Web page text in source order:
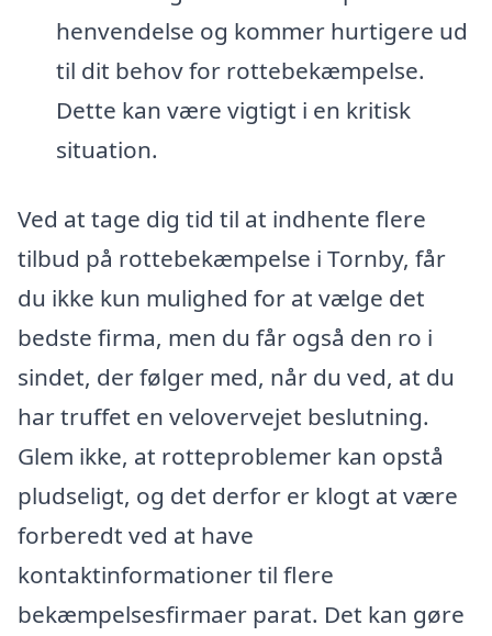
henvendelse og kommer hurtigere ud
til dit behov for rottebekæmpelse.
Dette kan være vigtigt i en kritisk
situation.
Ved at tage dig tid til at indhente flere
tilbud på rottebekæmpelse i Tornby, får
du ikke kun mulighed for at vælge det
bedste firma, men du får også den ro i
sindet, der følger med, når du ved, at du
har truffet en velovervejet beslutning.
Glem ikke, at rotteproblemer kan opstå
pludseligt, og det derfor er klogt at være
forberedt ved at have
kontaktinformationer til flere
bekæmpelsesfirmaer parat. Det kan gøre